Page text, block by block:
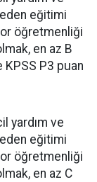
eğitimi
öğretmenliği
en az B
KPSS P3 puan
yardım ve
eğitimi
öğretmenliği
en az C